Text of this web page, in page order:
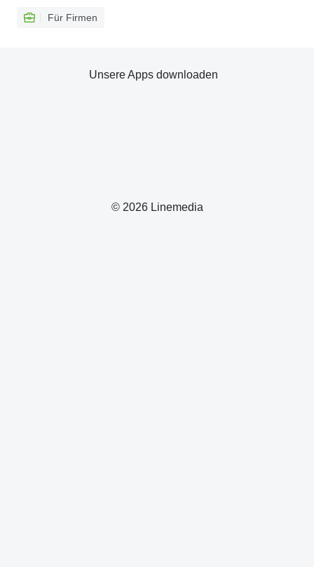
Für Firmen
© 2026 Linemedia
Unsere Apps downloaden